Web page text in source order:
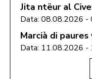
Jita ntëur al
Data: 08.08.2026 -
Marcià di
Data: 11.08.2026 -